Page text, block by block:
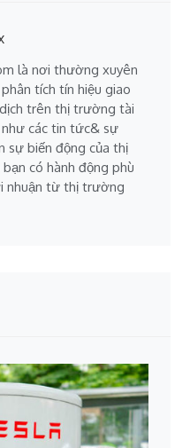
là nơi thường xuyên
tích tín hiệu giao
trên thị trường tài
như các tin tức& sự
sự biến động của thị
có hành động phù
nhuận từ thị trường